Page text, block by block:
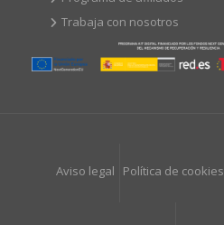
Trabaja con nosotros
Aviso legal Política de cookies